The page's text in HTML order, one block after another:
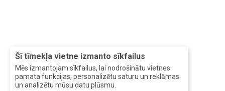
Šī tīmekļa vietne izmanto sīkfailus
Mēs izmantojam sīkfailus, lai nodrošinātu vietnes
pamata funkcijas, personalizētu saturu un reklāmas
un analizētu mūsu datu plūsmu.